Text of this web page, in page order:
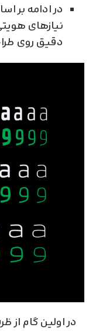
در ادامه بر
نیازهای
دقیق روی